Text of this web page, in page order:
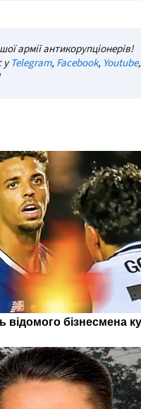
армії антикорупціонерів!
уTelegram, Facebook, Youtube,